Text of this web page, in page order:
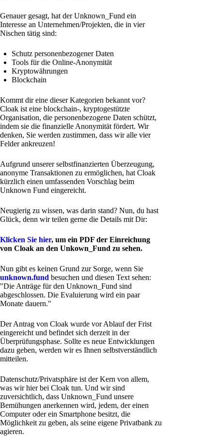
Genauer gesagt, hat der Unknown_Fund ein
Interesse an Unternehmen/Projekten, die in vier
Nischen tätig sind:
Schutz personenbezogener Daten
Tools für die Online-Anonymität
Kryptowährungen
Blockchain
Kommt dir eine dieser Kategorien bekannt vor?
Cloak ist eine blockchain-, kryptogestützte
Organisation, die personenbezogene Daten schützt,
indem sie die finanzielle Anonymität fördert. Wir
denken, Sie werden zustimmen, dass wir alle vier
Felder ankreuzen!
Aufgrund unserer selbstfinanzierten Überzeugung,
anonyme Transaktionen zu ermöglichen, hat Cloak
kürzlich einen umfassenden Vorschlag beim
Unknown Fund eingereicht.
Neugierig zu wissen, was darin stand? Nun, du hast
Glück, denn wir teilen gerne die Details mit Dir:
Klicken Sie hier, um ein PDF der Einreichung
von Cloak an den Unkown_Fund zu sehen.
Nun gibt es keinen Grund zur Sorge, wenn Sie
unknown.fund besuchen und diesen Text sehen:
"Die Anträge für den Unknown_Fund sind
abgeschlossen. Die Evaluierung wird ein paar
Monate dauern."
Der Antrag von Cloak wurde vor Ablauf der Frist
eingereicht und befindet sich derzeit in der
Überprüfungsphase. Sollte es neue Entwicklungen
dazu geben, werden wir es Ihnen selbstverständlich
mitteilen.
Datenschutz/Privatsphäre ist der Kern von allem,
was wir hier bei Cloak tun. Und wir sind
zuversichtlich, dass Unknown_Fund unsere
Bemühungen anerkennen wird, jedem, der einen
Computer oder ein Smartphone besitzt, die
Möglichkeit zu geben, als seine eigene Privatbank zu
agieren.